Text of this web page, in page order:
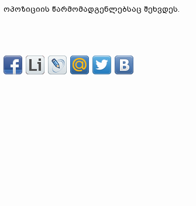
ოპოზიციის წარმომადგენლებსაც შეხვდეს.